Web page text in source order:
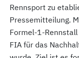
Rennsport zu
Pressemitteilung.
Formel-1-
FIA für das